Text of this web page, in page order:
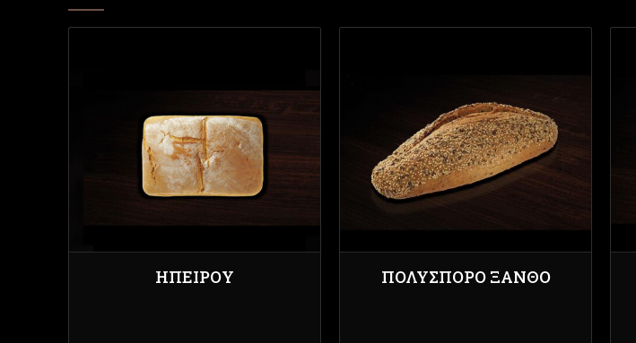
ΗΠΕΊΡΟΥ ΠΟΛΎΣΠΟΡΟ ΞΑΝΘΌ